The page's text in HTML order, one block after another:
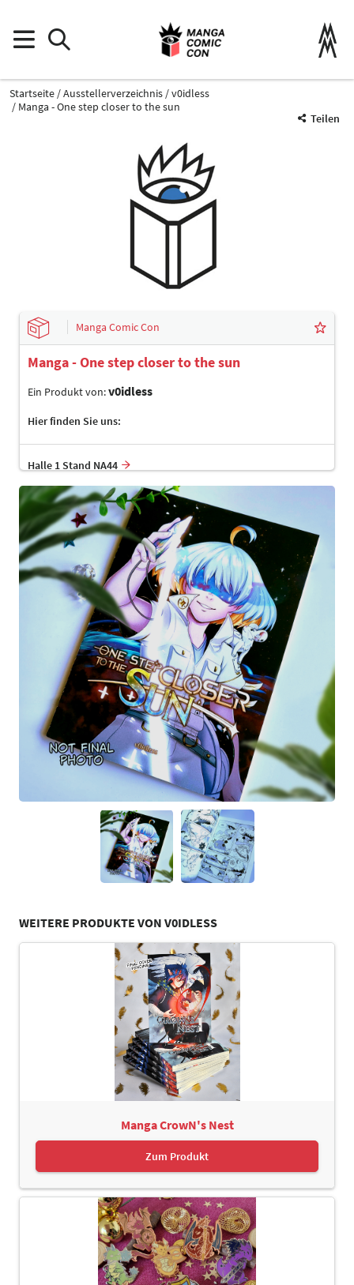
Startseite Ausstellerverzeichnis
v0idless
Manga - One step closer to the sun
Teilen
Manga Comic Con
Manga - One step closer to the sun
Ein Produkt von:v0idless
Hier finden Sie uns:
Halle 1 Stand NA44
WEITERE PRODUKTE VON V0IDLESS
Manga CrowN's Nest
Zum Produkt